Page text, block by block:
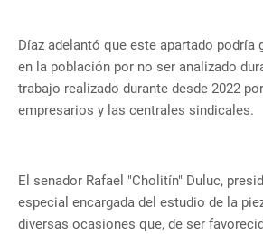
Díaz adelantó que este apartado podría
en la población por no ser analizado
trabajo realizado durante desde 2022
empresarios y las centrales sindicales.
El senador Rafael "Cholitín" Duluc,
especial encargada del estudio de la
diversas ocasiones que, de ser